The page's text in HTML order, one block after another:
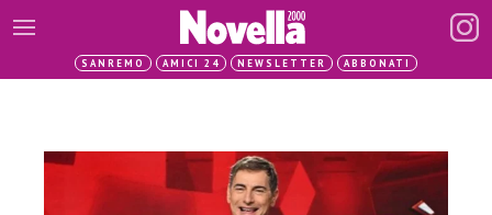
SANREMO AMICI 24 NEWSLETTER ABBONATI